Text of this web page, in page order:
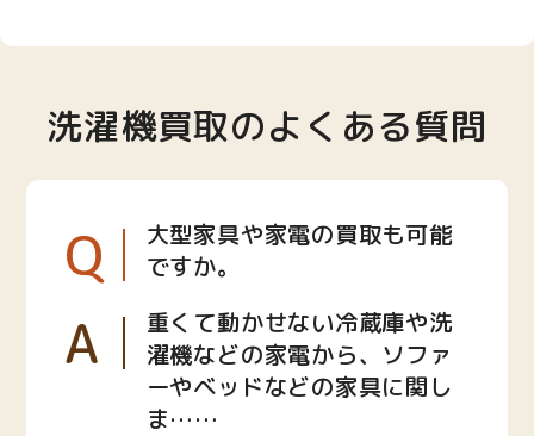
洗濯機買取のよくある質問
Q
大型家具や家電の買取も可能
ですか。
A
重くて動かせない冷蔵庫や洗
濯機などの家電から、ソファ
ーやベッドなどの家具に関し
ま……